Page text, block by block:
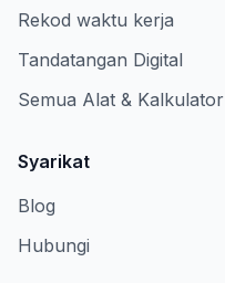
Rekod waktu kerja
Tandatangan Digital
Semua Alat & Kalkulator
Syarikat
Blog
Hubungi